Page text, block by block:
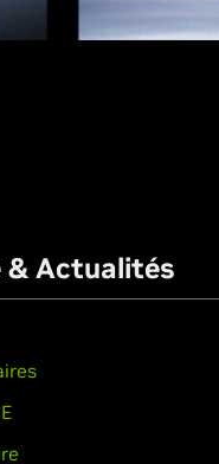
& Actualités